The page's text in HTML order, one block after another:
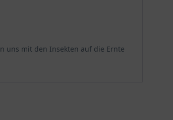
uns mit den Insekten auf die Ernte